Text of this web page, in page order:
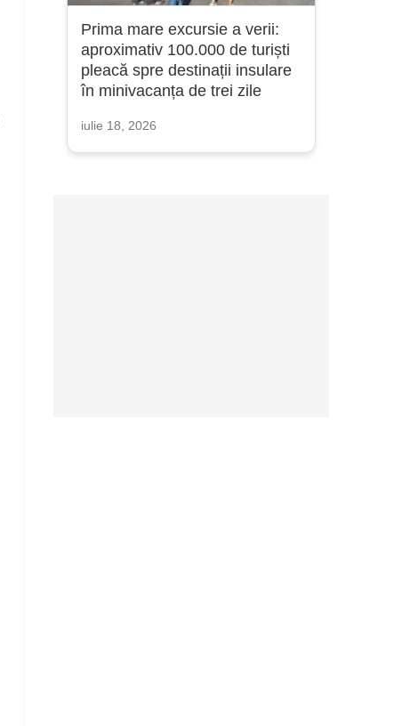
Prima mare excursie a verii:
aproximativ 100.000 de turiști
pleacă spre destinații insulare
în minivacanța de trei zile
iulie 18, 2026